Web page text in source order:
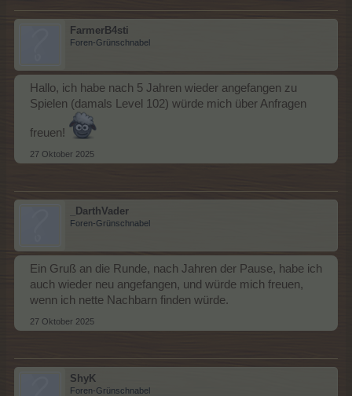
FarmerB4sti
Foren-Grünschnabel
Hallo, ich habe nach 5 Jahren wieder angefangen zu
Spielen (damals Level 102) würde mich über Anfragen
freuen!
27 Oktober 2025
_DarthVader
Foren-Grünschnabel
Ein Gruß an die Runde, nach Jahren der Pause, habe ich
auch wieder neu angefangen, und würde mich freuen,
wenn ich nette Nachbarn finden würde.
27 Oktober 2025
ShyK
Foren-Grünschnabel